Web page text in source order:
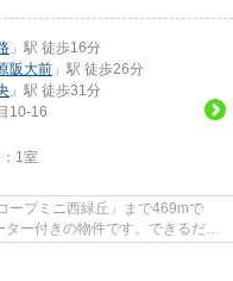
」駅 徒歩16分
阪大前 」駅 徒歩26分
」駅 徒歩31分
10-16
1室
ープミニ西緑丘」まで469mで
ー付きの物件です。できるだけ